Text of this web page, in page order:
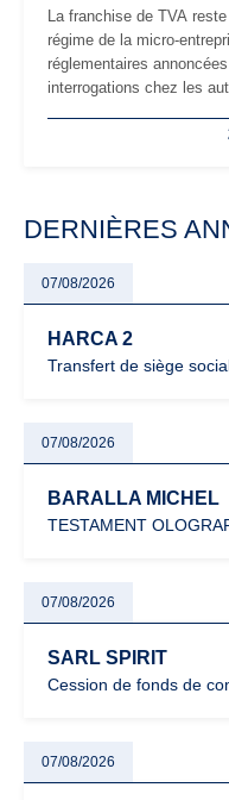
La franchise de TVA
régime de la micro-
réglementaires
interrogations chez les
facturation ou risque de
DERNIÈRES
07/08/2026
HARCA 2
Transfert de siège
07/08/2026
BARALLA MICHEL
TESTAMENT
07/08/2026
SARL SPIRIT
Cession de fonds de
07/08/2026